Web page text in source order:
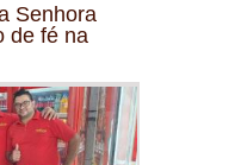
Senhora
de fé na